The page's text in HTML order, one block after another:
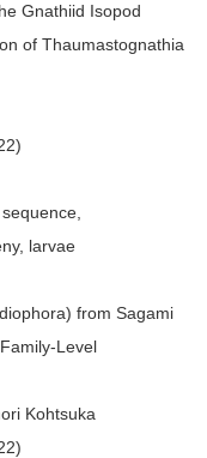
Gnathiid Isopod
of Thaumastognathia
larvae
from Sagami
Level
Kohtsuka